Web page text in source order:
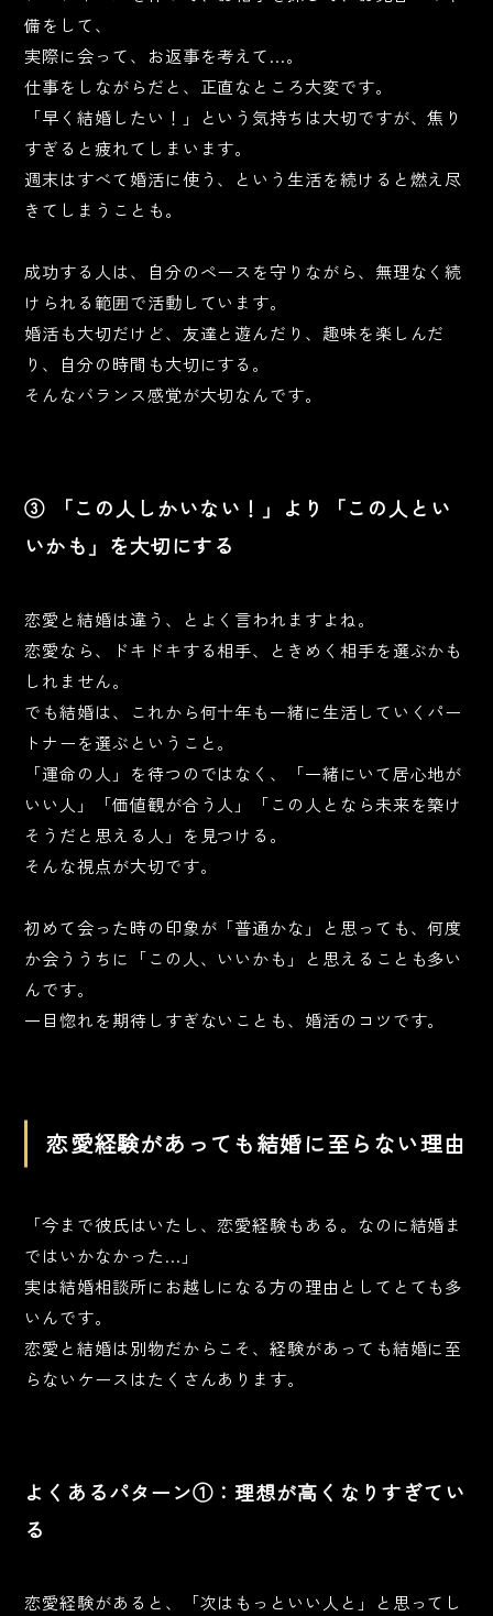
備をして、
実際に会って、お返事を考えて…。
仕事をしながらだと、正直なところ大変です。
「早く結婚したい！」という気持ちは大切ですが、焦り
すぎると疲れてしまいます。
週末はすべて婚活に使う、という生活を続けると燃え尽
きてしまうことも。
成功する人は、自分のペースを守りながら、無理なく続
けられる範囲で活動しています。
婚活も大切だけど、友達と遊んだり、趣味を楽しんだ
り、自分の時間も大切にする。
そんなバランス感覚が大切なんです。
③ 「この人しかいない！」より「この人とい
いかも」を大切にする
恋愛と結婚は違う、とよく言われますよね。
恋愛なら、ドキドキする相手、ときめく相手を選ぶかも
しれません。
でも結婚は、これから何十年も一緒に生活していくパー
トナーを選ぶということ。
「運命の人」を待つのではなく、「一緒にいて居心地が
いい人」「価値観が合う人」「この人となら未来を築け
そうだと思える人」を見つける。
そんな視点が大切です。
初めて会った時の印象が「普通かな」と思っても、何度
か会ううちに「この人、いいかも」と思えることも多い
んです。
一目惚れを期待しすぎないことも、婚活のコツです。
恋愛経験があっても結婚に至らない理由
「今まで彼氏はいたし、恋愛経験もある。なのに結婚ま
ではいかなかった…」
実は結婚相談所にお越しになる方の理由としてとても多
いんです。
恋愛と結婚は別物だからこそ、経験があっても結婚に至
らないケースはたくさんあります。
よくあるパターン①：理想が高くなりすぎてい
る
恋愛経験があると、「次はもっといい人と」と思ってし